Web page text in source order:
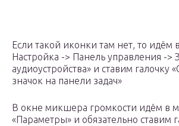
Если такой иконки там нет, то идём
Настройка -> Панель управления ->
аудиоустройства» и ставим галочку
значок на панели задач»
В окне микшера громкости идём в
«Параметры» и обязательно ставим